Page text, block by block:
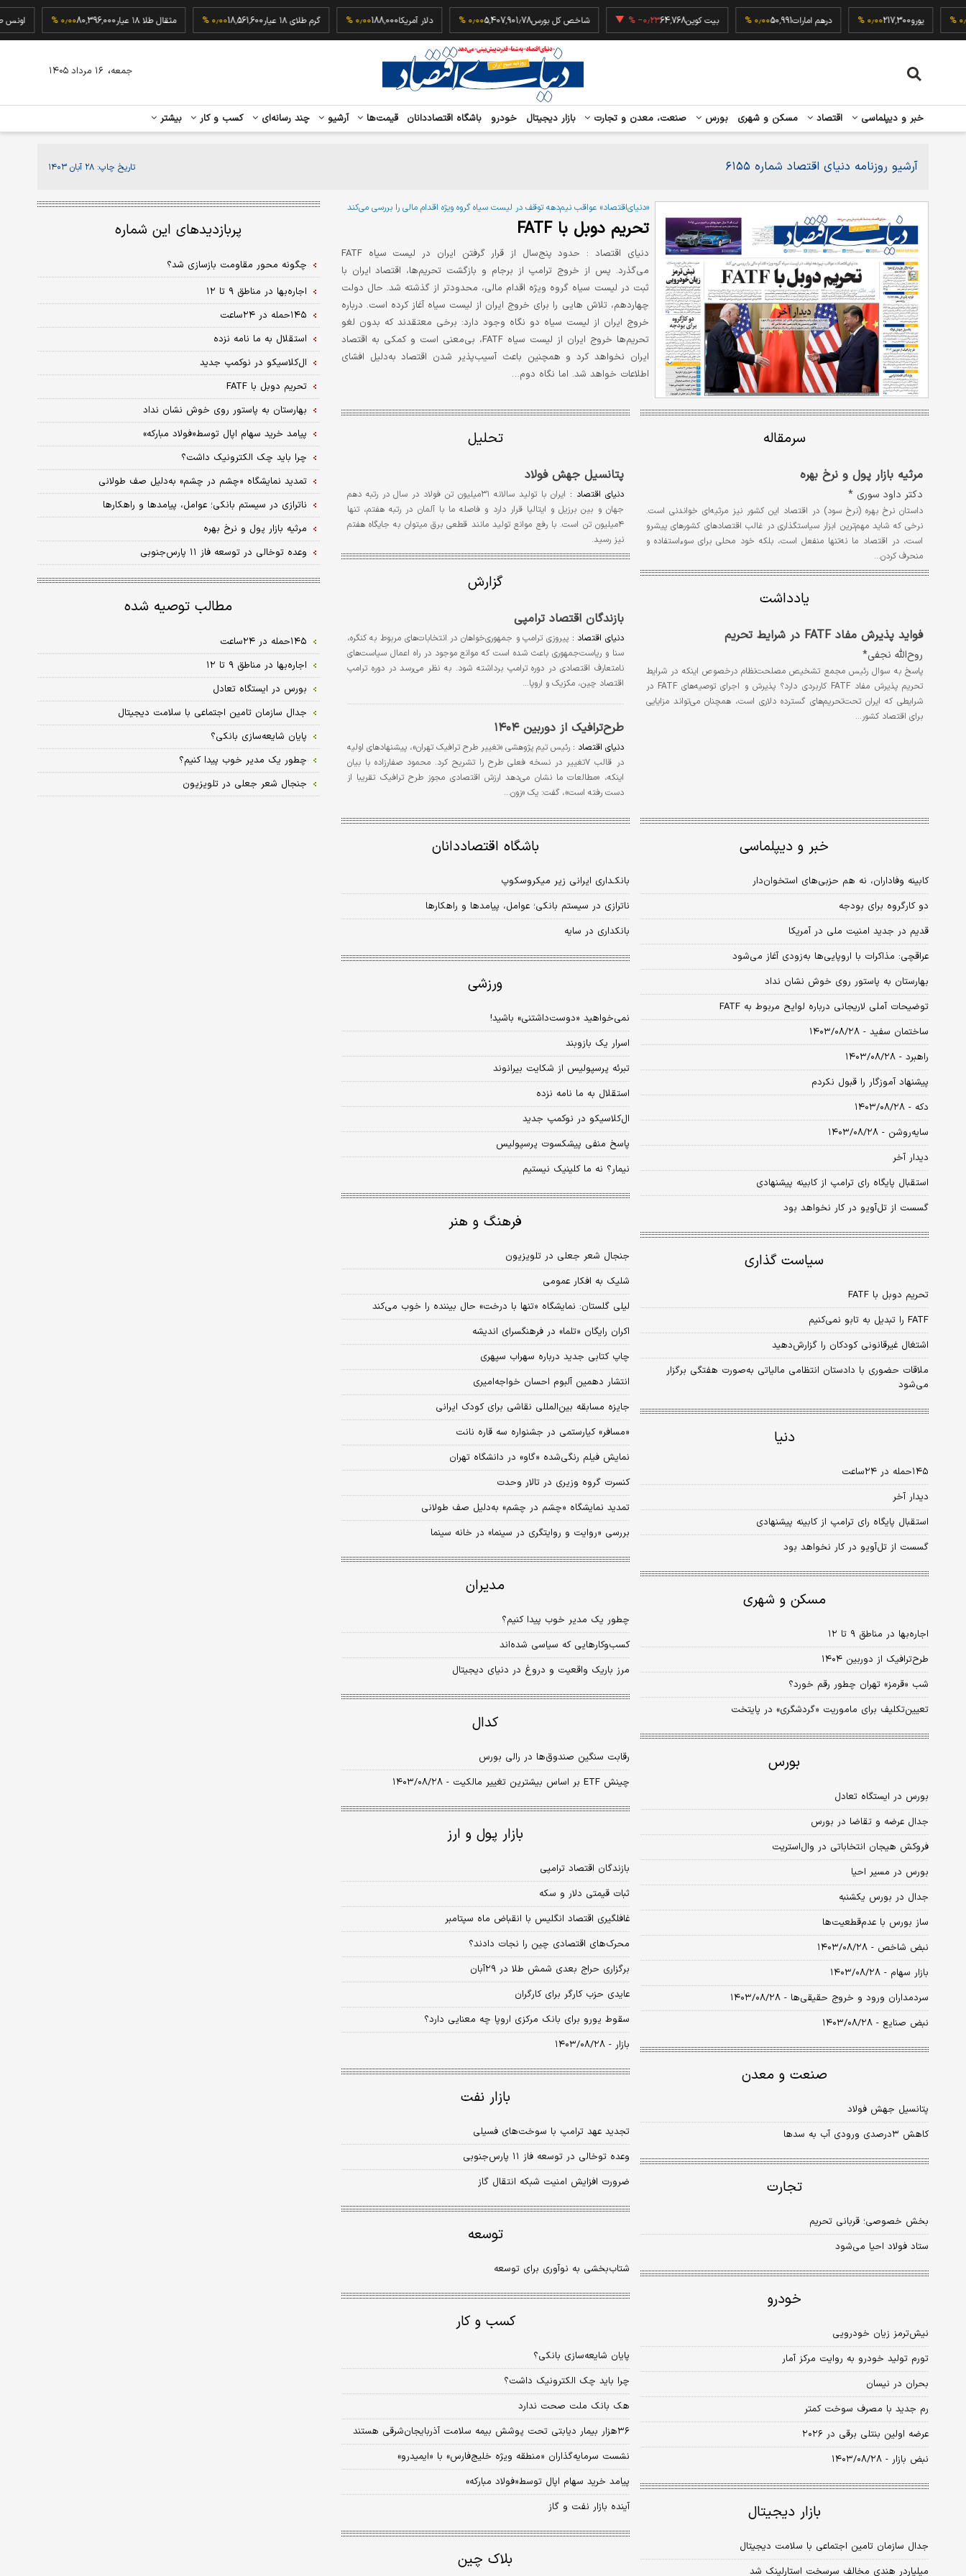
۰٫۰۰ % یورو217,300 ۰٫۰۰ % درهم امارات50,991 ۰٫۰۰ % بیت کوین64,768‎−۰٫۲۳ % شاخص کل بورس5,407,901.78 ۰٫۰۰ % دلار آمریکا188,000 ۰٫۰۰ % گرم طلای ۱۸ عیار 18,561,600 ۰٫۰۰ % مثقال طلا ۱۸ عیار 80,396,000 ۰٫۰۰ %
خبر و دیپلماسی اقتصاد مسکن و شهری بورس صنعت، معدن و تجارت بازار دیجیتال خودرو باشگاه اقتصاددانان قیمت‌ها آرشیو چند رسانه‌ای کسب و کار بیشتر
جمعه، ۱۶ مرداد ۱۴۰۵
آرشیو روزنامه دنیای اقتصاد شماره ۶۱۵۵ تاریخ چاپ: ۲۸ آبان ۱۴۰۳
«دنیای‌اقتصاد» عواقب نیم‌دهه توقف در لیست سیاه گروه ویژه اقدام مالی را بررسی می‌کند
تحریم دوبل با FATF
دنیای اقتصاد :
حدود پنج‌سال از قرار گرفتن ایران در لیست سیاه FATF
می‌گذرد. پس از خروج ترامپ از برجام و بازگشت تحریم‌ها، اقتصاد ایران با
ثبت در لیست سیاه گروه ویژه اقدام مالی، محدودتر از گذشته شد. حال دولت
چهاردهم، تلاش هایی را برای خروج ایران از لیست سیاه آغاز کرده است. درباره
خروج ایران از لیست سیاه دو نگاه وجود دارد: برخی معتقدند که بدون لغو
تحریم‌ها خروج ایران از لیست سیاه FATF، بی‌معنی است و کمکی به اقتصاد
ایران نخواهد کرد و همچنین باعث آسیب‌پذیر شدن اقتصاد به‌دلیل افشای
اطلاعات خواهد شد. اما نگاه دوم…
سرمقاله
مرثیه بازار پول و نرخ بهره
دکتر داود سوری *
داستان نرخ بهره (نرخ سود) در اقتصاد این کشور نیز مرثیه‌ای خواندنی است.
نرخی که شاید مهم‌ترین ابزار سیاستگذاری در غالب اقتصاد‌های کشورهای پیشرو
است، در اقتصاد ما نه‌تنها منفعل است، بلکه خود محلی برای سوءاستفاده و
منحرف کردن…
یادداشت
فواید پذیرش مفاد FATF در شرایط تحریم
روح‌الله نجفی*
پاسخ به سوال رئیس مجمع تشخیص مصلحت‌نظام درخصوص اینکه در شرایط
تحریم پذیرش مفاد FATF کاربردی دارد؟ پذیرش و اجرای توصیه‌های FATF در
شرایطی که ایران تحت‌تحریم‌های گسترده دلاری است، همچنان می‌تواند مزایایی
برای اقتصاد کشور…
تحلیل
پتانسیل جهش فولاد
دنیای اقتصاد :
ایران با تولید سالانه ۳۱میلیون تن فولاد در سال در رتبه دهم
جهان و بین برزیل و ایتالیا قرار دارد و فاصله ما با آلمان در رتبه هفتم، تنها
۴میلیون تن است. با رفع موانع تولید مانند قطعی برق می‏توان به جایگاه هفتم
نیز رسید.
گزارش
بازندگان اقتصاد ترامپی
دنیای اقتصاد :پیروزی ترامپ و جمهوری‌خواهان در انتخابات‌های مربوط به کنگره،
سنا و ریاست‌جمهوری باعث شده است که موانع موجود در راه اعمال سیاست‌های
نامتعارف اقتصادی در دوره ترامپ برداشته شود. به نظر می‌رسد در دوره ترامپ
اقتصاد چین، مکزیک و اروپا…
طرح‌ترافیک از دوربین ۱۴۰۴
دنیای اقتصاد :رئیس تیم پژوهشی «تغییر طرح ترافیک تهران»، پیشنهادهای اولیه
در قالب ۷تغییر در نسخه فعلی طرح را تشریح کرد. محمود صفارزاده با بیان
اینکه، «مطالعات ما نشان می‌دهد ارزش اقتصادی مجوز طرح ترافیک تقریبا از
دست رفته است»، گفت: یک «زون…
خبر و دیپلماسی
کابینه وفاداران، نه هم حزبی‌های استخوان‌دار
دو کارگروه برای بودجه
قدیم در جدید امنیت ملی در آمریکا
عراقچی: مذاکرات با اروپایی‏‏‌ها به‏‏‌زودی آغاز می‌شود
بهارستان به پاستور روی خوش نشان نداد
توضیحات آملی لاریجانی درباره لوایح مربوط به FATF
ساختمان سفید - ۱۴۰۳/۰۸/۲۸
راهبرد - ۱۴۰۳/۰۸/۲۸
پیشنهاد آموزگار را قبول نکردم
دکه - ۱۴۰۳/۰۸/۲۸
سایه‌روشن - ۱۴۰۳/۰۸/۲۸
دیدار آخر
استقبال پایگاه رای ترامپ از کابینه پیشنهادی
گسست از تل‌آویو در کار نخواهد بود
سیاست گذاری
تحریم دوبل با FATF
FATF را تبدیل به تابو نمی‌کنیم
اشتغال غیرقانونی کودکان را گزارش‌دهید
ملاقات حضوری با دادستان انتظامی مالیاتی به‌صورت هفتگی برگزار
می‌شود
دنیا
۱۴۵حمله در ۲۴ساعت
دیدار آخر
استقبال پایگاه رای ترامپ از کابینه پیشنهادی
گسست از تل‌آویو در کار نخواهد بود
مسکن و شهری
اجاره‌‌‌بها در مناطق ۹ تا ۱۲
طرح‌ترافیک از دوربین ۱۴۰۴
شب «قرمز» تهران چطور رقم خورد؟
تعیین‌تکلیف برای ماموریت «گردشگری» در پایتخت
بورس
بورس در ایستگاه تعادل
جدال عرضه و تقاضا در بورس
فروکش هیجان انتخاباتی در وال‏‏‏‏‌استریت
بورس در مسیر احیا
جدال در بورس یکشنبه
ساز بورس با عدم‌قطعیت‌‌‌ها
نبض شاخص - ۱۴۰۳/۰۸/۲۸
بازار سهام - ۱۴۰۳/۰۸/۲۸
سردمداران ورود و خروج حقیقی‌ها - ۱۴۰۳/۰۸/۲۸
نبض صنایع - ۱۴۰۳/۰۸/۲۸
صنعت و معدن
پتانسیل جهش فولاد
کاهش ۳درصدی ورودی آب به سدها
تجارت
بخش خصوصی؛ قربانی تحریم
ستاد فولاد احیا می‌شود
خودرو
نیش‌ترمز زیان خودرویی
تورم تولید خودرو به روایت مرکز آمار
بحران در نیسان
رم جدید با مصرف سوخت کمتر
عرضه اولین بنتلی برقی در ۲۰۲۶
نبض بازار - ۱۴۰۳/۰۸/۲۸
بازار دیجیتال
جدال سازمان تامین اجتماعی با سلامت دیجیتال
میلیاردر هندی مخالف سرسخت استارلینک شد
باشگاه اقتصاددانان
بانکـداری ایرانی زیر میکروسکوپ
ناترازی در سیستم بانکی؛ عوامل، پیامدها و راهکارها
بانکداری در سایه
ورزشی
نمی‌خواهید «دوست‌داشتنی» باشید!
اسرار یک بازوبند
تبرئه پرسپولیس از شکایت بیرانوند
استقلال به ما نامه نزده
ال‌کلاسیکو در نوکمپ جدید
پاسخ منفی پیشکسوت پرسپولیس
نیمار؟ نه ما کلینیک نیستیم
فرهنگ و هنر
جنجال شعر جعلی در تلویزیون
شلیک به افکار عمومی
لیلی گلستان: نمایشگاه «تنها با درخت» حال بیننده را خوب می‌کند
اکران رایگان «تلما» در فرهنگسرای اندیشه
چاپ کتابی جدید درباره سهراب سپهری
انتشار دهمین آلبوم احسان خواجه‌امیری
جایزه مسابقه بین‌المللی نقاشی برای کودک ایرانی
«مسافر» کیارستمی در جشنواره سه قاره نانت
نمایش فیلم رنگی‌شده «گاو» در دانشگاه تهران
کنسرت گروه وزیری در تالار وحدت
تمدید نمایشگاه «چشم در چشم» به‌دلیل صف طولانی
بررسی «روایت‌ و روایتگری در سینما» در خانه سینما
مدیران
چطور یک مدیر خوب پیدا کنیم؟
کسب‏‏‌وکارهایی که سیاسی شده‏‏‌اند
مرز باریک واقعیت و دروغ در دنیای دیجیتال
کدال
رقابت سنگین صندوق‌ها در رالی بورس
چینش ETF بر اساس بیشترین تغییر مالکیت - ۱۴۰۳/۰۸/۲۸
بازار پول و ارز
بازندگان اقتصاد ترامپی
ثبات قیمتی دلار و سکه
غافلگیری اقتصاد انگلیس با انقباض ماه سپتامبر
محرک‌های اقتصادی چین را نجات دادند؟
برگزاری حراج بعدی شمش طلا در ۲۹آبان
عایدی حزب کارگر برای کارگران
سقوط یورو برای بانک مرکزی اروپا چه معنایی دارد؟
بازار - ۱۴۰۳/۰۸/۲۸
بازار نفت
تجدید عهد ترامپ با سوخت‌های فسیلی
وعده توخالی در توسعه فاز ‌۱۱ پارس‌جنوبی
ضرورت افزایش امنیت شبکه‏‏‏‏‌ انتقال گاز
توسعه
شتاب‏‏‌بخشی به نوآوری برای توسعه
کسب و کار
پایان شایعه‏‌سازی بانکی؟
چرا باید چک الکترونیک داشت؟
هک بانک ملت صحت ندارد
۳۶‌هزار بیمار دیابتی تحت پوشش بیمه سلامت آذربایجان‌‌‌شرقی هستند
نشست سرمایه‌گذاران «منطقه ویژه خلیج‏‌فارس» با «ایمیدرو»
پیامد خرید سهام اپال توسط«فولاد مبارکه»
آینده بازار نفت و گاز
بلاک چین
پربازدیدهای این شماره
چگونه محور مقاومت بازسازی شد؟
اجاره‌‌‌بها در مناطق ۹ تا ۱۲
۱۴۵حمله در ۲۴ساعت
استقلال به ما نامه نزده
ال‌کلاسیکو در نوکمپ جدید
تحریم دوبل با FATF
بهارستان به پاستور روی خوش نشان نداد
پیامد خرید سهام اپال توسط«فولاد مبارکه»
چرا باید چک الکترونیک داشت؟
تمدید نمایشگاه «چشم در چشم» به‌دلیل صف طولانی
ناترازی در سیستم بانکی؛ عوامل، پیامدها و راهکارها
مرثیه بازار پول و نرخ بهره
وعده توخالی در توسعه فاز ‌۱۱ پارس‌جنوبی
مطالب توصیه شده
۱۴۵حمله در ۲۴ساعت
اجاره‌‌‌بها در مناطق ۹ تا ۱۲
بورس در ایستگاه تعادل
جدال سازمان تامین اجتماعی با سلامت دیجیتال
پایان شایعه‏‌سازی بانکی؟
چطور یک مدیر خوب پیدا کنیم؟
جنجال شعر جعلی در تلویزیون